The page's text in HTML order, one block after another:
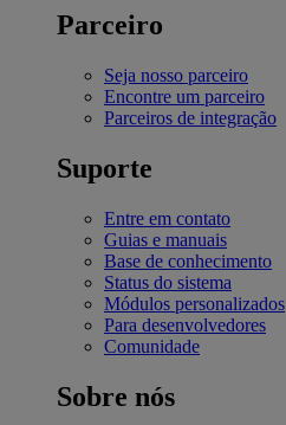
Parceiro
Seja nosso parceiro
Encontre um parceiro
Parceiros de integração
Suporte
Entre em contato
Guias e manuais
Base de conhecimento
Status do sistema
Módulos personalizados
Para desenvolvedores
Comunidade
Sobre nós